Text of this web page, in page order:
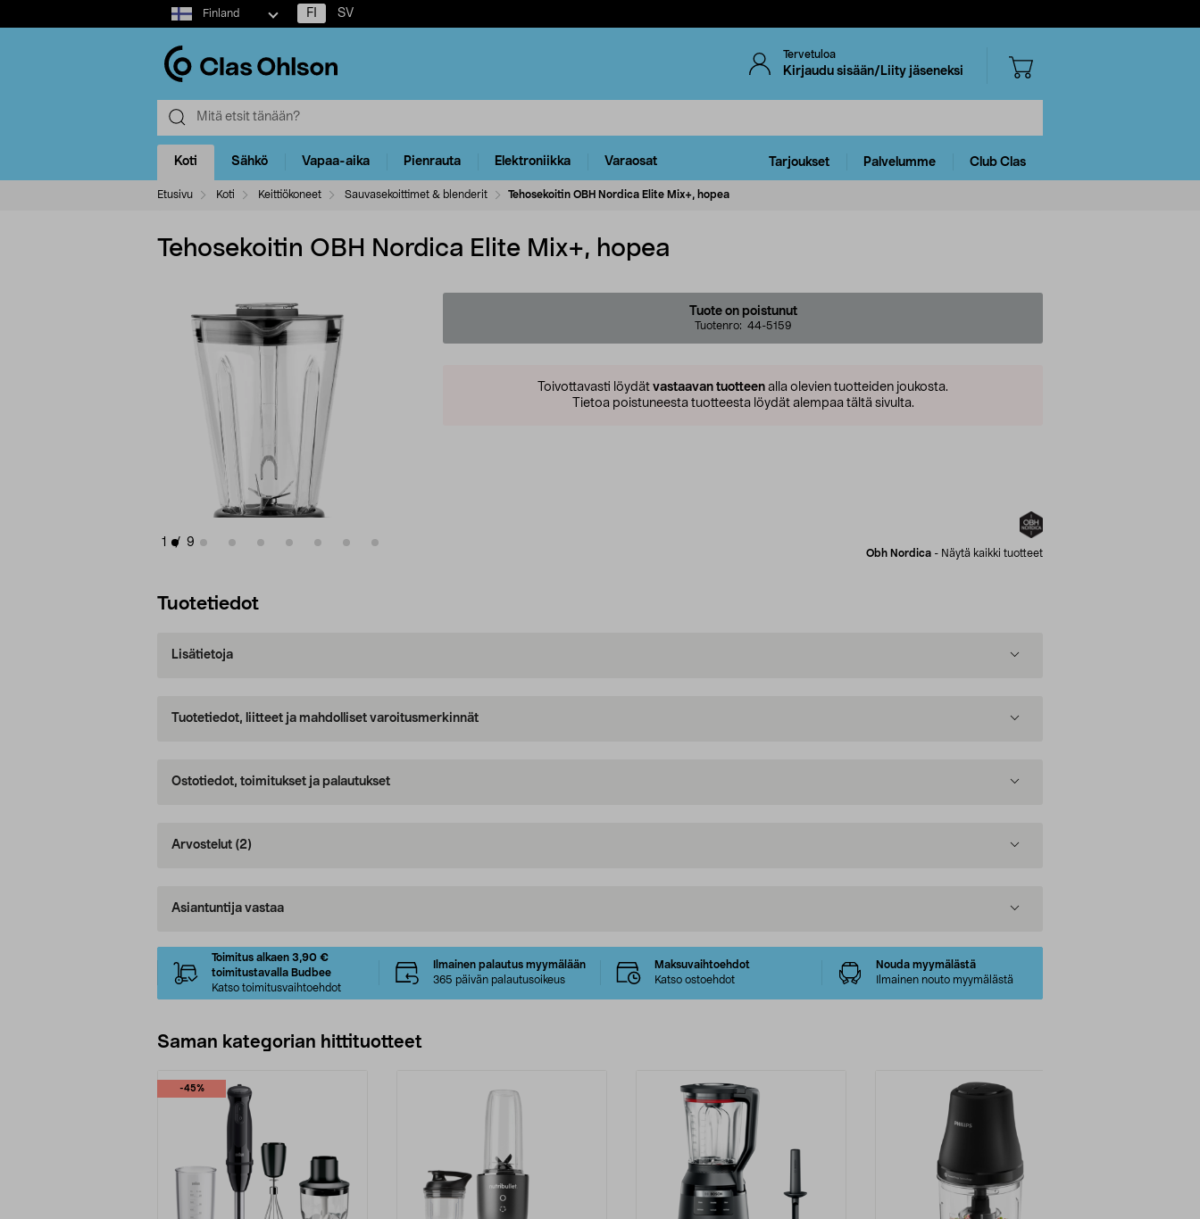
Select
market
Finland FI SV
Tervetuloa
Kirjaudu sisään/Liity jäseneksi
Koti Sähkö Vapaa-aika Pienrauta Elektroniikka Varaosat Tarjoukset Palvelumme Club Clas
Etusivu Koti Keittiökoneet Sauvasekoittimet & blenderit Tehosekoitin OBH Nordica Elite Mix+, hopea
Tehosekoitin OBH Nordica Elite Mix+, hopea
1 / 9
Tuote on poistunut
Tuotenro: 44-5159
Toivottavasti löydät vastaavan tuotteen alla olevien tuotteiden joukosta.
Tietoa poistuneesta tuotteesta löydät alempaa tältä sivulta.
Obh Nordica - Näytä kaikki tuotteet
Tuotetiedot
Lisätietoja
Tuotetiedot, liitteet ja mahdolliset varoitusmerkinnät
Ostotiedot, toimitukset ja palautukset
Arvostelut (2)
Asiantuntija vastaa
Toimitus alkaen 3,90 €
toimitustavalla Budbee
Katso toimitusvaihtoehdot
Ilmainen palautus myymälään
365 päivän palautusoikeus
Maksuvaihtoehdot
Katso ostoehdot
Nouda myymälästä
Ilmainen nouto myymälästä
Saman kategorian hittituotteet
-45%